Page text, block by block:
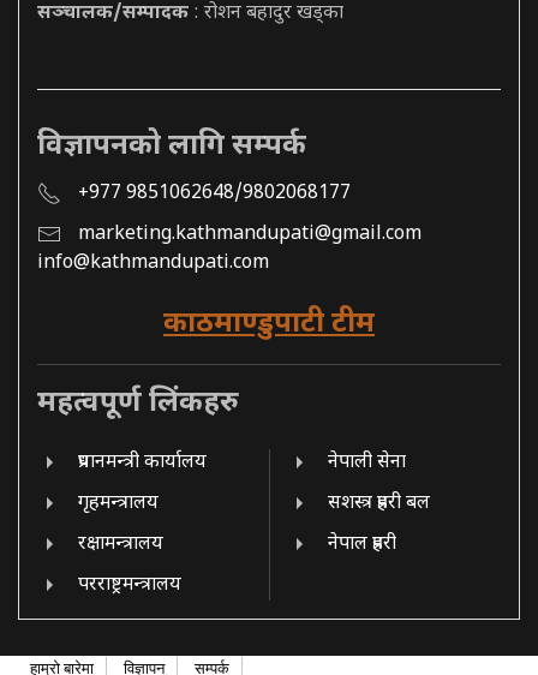
सञ्चालक/सम्पादक : रोशन बहादुर खड्का
विज्ञापनको लागि सम्पर्क
+977 9851062648/9802068177
marketing.kathmandupati@gmail.com
info@kathmandupati.com
काठमाण्डुपाटी टीम
महत्वपूर्ण लिंकहरु
प्रधानमन्त्री कार्यालय
गृहमन्त्रालय
रक्षामन्त्रालय
परराष्ट्रमन्त्रालय
नेपाली सेना
सशस्त्र प्रहरी बल
नेपाल प्रहरी
हाम्रो बारेमा विज्ञापन सम्पर्क